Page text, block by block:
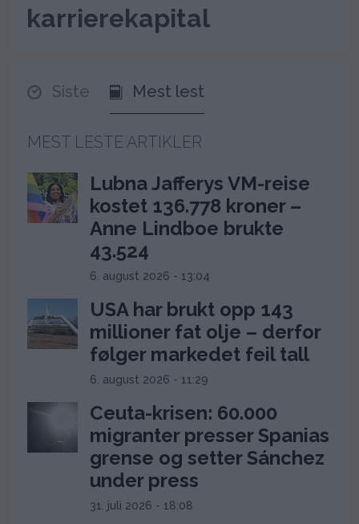
karrierekapital
Siste Mest lest
MEST LESTE ARTIKLER
Lubna Jafferys VM-reise
kostet 136.778 kroner –
Anne Lindboe brukte
43.524
6. august 2026 - 13:04
USA har brukt opp 143
millioner fat olje – derfor
følger markedet feil tall
6. august 2026 - 11:29
Ceuta-krisen: 60.000
migranter presser Spanias
grense og setter Sánchez
under press
31. juli 2026 - 18:08